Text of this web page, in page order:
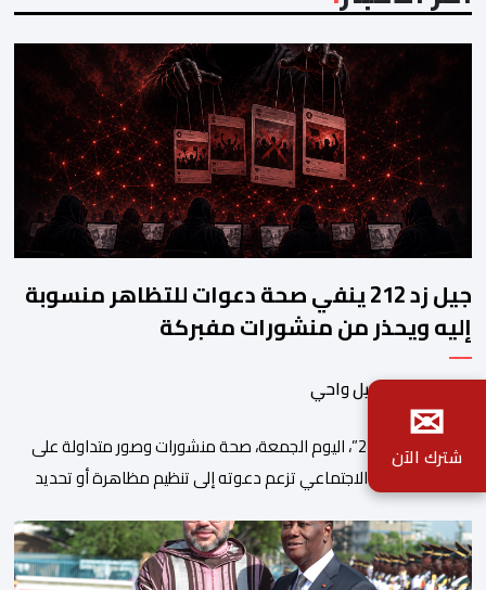
جيل زد 212 ينفي صحة دعوات للتظاهر منسوبة
إليه ويحذر من منشورات مفبركة
بواسطة اسماعيل واحي
نفى “جيل زد 212”، اليوم الجمعة، صحة منشورات وصور متداولة على
مواقع التواصل الاجتماعي تزعم دعوته إلى تنظيم مظاهرة أو تحديد
موعد للنزول إلى الشارع، مؤكداً أنها “مفبركة” ولا تمت بصلة إلى
القنوات الرسمية للمجموعة. وقال “جيل زد 212”، في بلاغ توضيحي، إنه
لم يصدر عن إدارته أو عن السيرفر الرسمي أي إعلان أو تنسيق […]
✉
شترك الآن